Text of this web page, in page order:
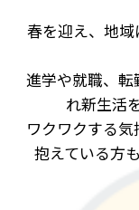
春を迎え、地
進学や就職、
れ新生活
ワクワクする
抱えている方